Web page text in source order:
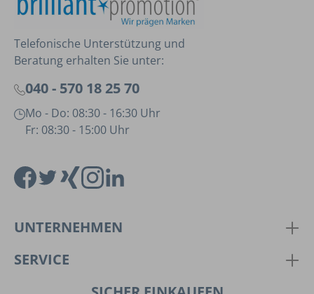
Telefonische Unterstützung und
Beratung erhalten Sie unter:
040 - 570 18 25 70
Mo - Do: 08:30 - 16:30 Uhr
Fr: 08:30 - 15:00 Uhr
UNTERNEHMEN
SERVICE